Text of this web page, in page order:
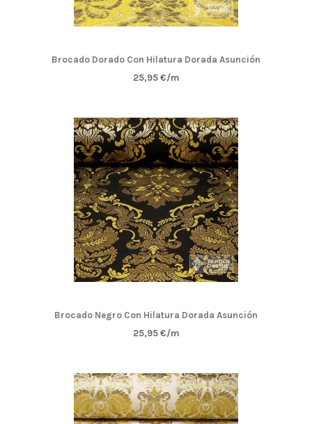
Brocado Dorado Con Hilatura Dorada Asunción
25,95 €/m
Brocado Negro Con Hilatura Dorada Asunción
25,95 €/m